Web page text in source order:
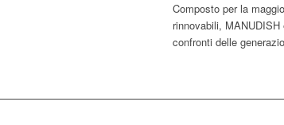
Composto per la
rinnovabili,
confronti delle